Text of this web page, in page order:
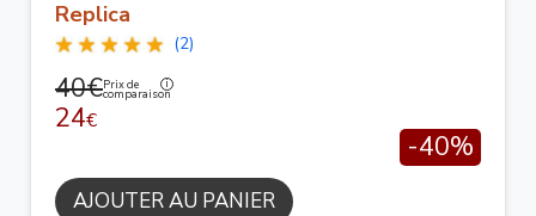
Replica
(2)
40€Prix de
comparaison
24€
-40%
AJOUTER AU PANIER